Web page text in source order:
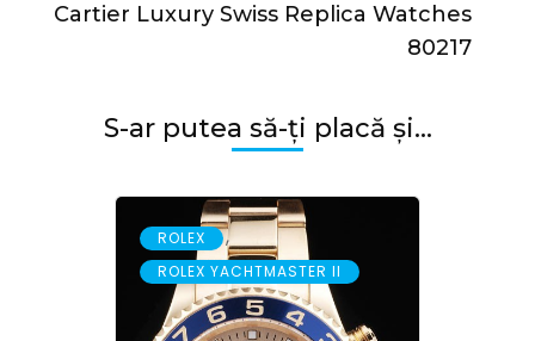
Cartier Luxury Swiss Replica Watches
80217
S-ar putea să-ți placă și...
ROLEX ,
ROLEX YACHTMASTER II